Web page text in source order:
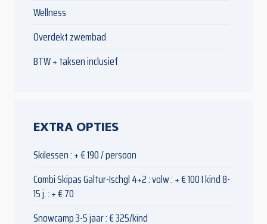
Wellness
Overdekt zwembad
BTW + taksen inclusief
EXTRA OPTIES
Skilessen : + € 190 / persoon
Combi Skipas Galtur-Ischgl 4+2 : volw : + € 100 I kind 8-
15 j. : + € 70
Snowcamp 3-5 jaar : € 325/kind